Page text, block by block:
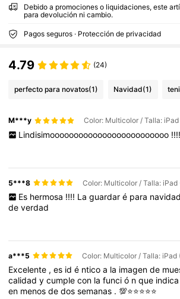
Debido a promociones o liquidaciones, este
para devolución ni cambio.
Pagos seguros · Protección de privacidad
4.79 (24)
perfecto para novatos(1) Navidad(1)
M***y
Lindisimooooooooooooooooooooooooo !!!!
5***8
Es hermosa !!!! La guardar é para navidad
deverdad
a***5
Excelente ,es idé nticoa la imagende
calidadycumplecon lafunció nque indica
en menosdedossemanas .💯⭐️⭐️⭐️⭐️⭐️